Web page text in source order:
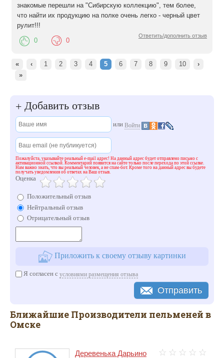
знакомые перешли на "Сибирскую коллекцию", тем более,
что найти их продукцию на полке очень легко - черный цвет
рулит!!!
Ответить/дополнить отзыв
0 0
« ‹ 1 2 3 4 5 6 7 8 9 10
›
»
+ Добавить отзыв
или Войти
Пожалуйста, указывайте реальный e-mail адрес! На данный адрес будет отправлено письмо с
активационной ссылкой. Комментарий появится на сайте только после перехода по этой ссылке.
Нам важно знать, что вы реальный человек, а не спам-бот. Кроме того на данный адрес вы будете
получать уведомления об ответах на Ваш отзыв.
Оценка
Положительный отзыв
Нейтральный отзыв
Отрицательный отзыв
Приложить к своему отзыву картинки
Я согласен с условиями размещения отзыва
Отправить
Ближайшие Производители пельменей в
Омске
Деревенька Дарьино